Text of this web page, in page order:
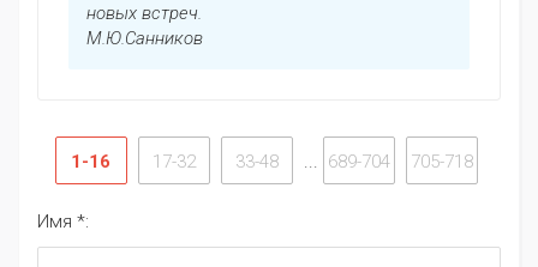
новых встреч.
М.Ю.Санников
1-16 17-32 33-48 689-704 705-718
Имя *: